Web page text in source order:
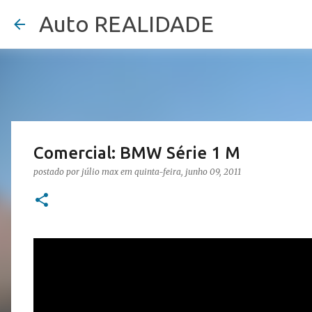
Auto REALIDADE
Comercial: BMW Série 1 M
postado por júlio max em quinta-feira, junho 09, 2011